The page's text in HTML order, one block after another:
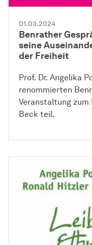
01.03.2024
Benrather
seine
der Freiheit
Prof. Dr. Angelika
renommierten
Veranstaltung
Beck teil.